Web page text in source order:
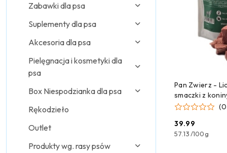
Zabawki dla psa
Suplementy dla psa
Akcesoria dla psa
Pielęgnacja i kosmetyki dla
psa
Box Niespodzianka dla psa
Rękodzieło
Outlet
Produkty wg. rasy psów
Pan Zwierz -
smaczki z
Cena:
39.99
57.13/100g